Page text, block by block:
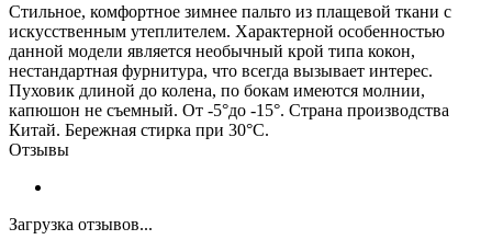
Стильное, комфортное зимнее пальто из плащевой ткани с
искусственным утеплителем. Характерной особенностью
данной модели является необычный крой типа кокон,
нестандартная фурнитура, что всегда вызывает интерес.
Пуховик длиной до колена, по бокам имеются молнии,
капюшон не съемный. От -5°до -15°. Страна производства
Китай. Бережная стирка при 30°C.
Отзывы
Загрузка отзывов...